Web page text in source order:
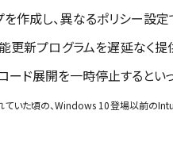
作成し、異なるポリシー設
更新プログラムを遅延なく提
ド展開を一時停止するとい
いた頃の、Windows 10登場以前の